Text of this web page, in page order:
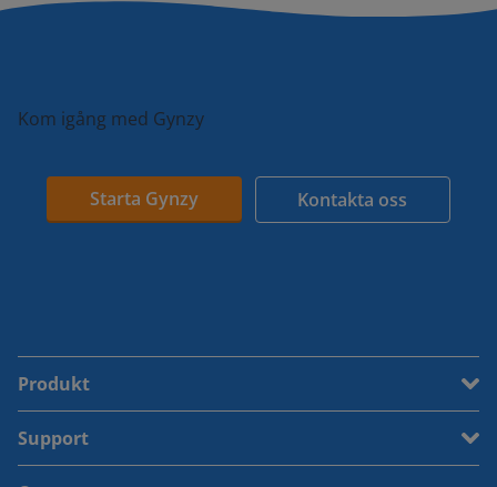
Kom igång med Gynzy
Starta Gynzy Kontakta oss
Produkt
Support